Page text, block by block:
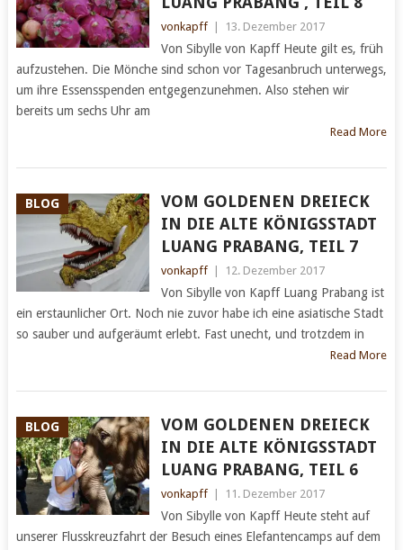
vonkapff 13. Dezember 2017
Von Sibylle von Kapff Heute gilt es, früh
aufzustehen. Die Mönche sind schon vor Tagesanbruch unterwegs,
um ihre Essensspenden entgegenzunehmen. Also stehen wir
bereits um sechs Uhr am
Read More
BLOG
VOM GOLDENEN DREIECK
IN DIE ALTE KÖNIGSSTADT
LUANG PRABANG, TEIL 7
vonkapff 12. Dezember 2017
Von Sibylle von Kapff Luang Prabang ist
ein erstaunlicher Ort. Noch nie zuvor habe ich eine asiatische Stadt
so sauber und aufgeräumt erlebt. Fast unecht, und trotzdem in
Read More
BLOG
VOM GOLDENEN DREIECK
IN DIE ALTE KÖNIGSSTADT
LUANG PRABANG, TEIL 6
vonkapff 11. Dezember 2017
Von Sibylle von Kapff Heute steht auf
unserer Flusskreuzfahrt der Besuch eines Elefantencamps auf dem